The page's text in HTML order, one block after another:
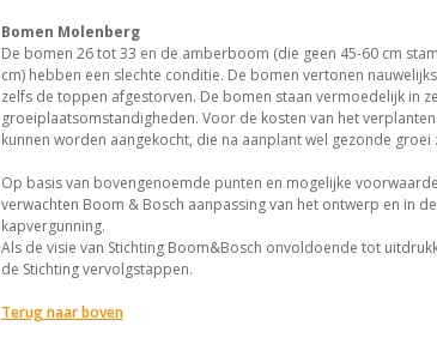
Bomen Molenberg
De bomen 26 tot 33 en de amberboom (die geen 45-60 cm
cm) hebben een slechte conditie. De bomen vertonen
zelfs de toppen afgestorven. De bomen staan vermoedelijk in
groeiplaatsomstandigheden. Voor de kosten van het
kunnen worden aangekocht, die na aanplant wel gezonde groei
Op basis van bovengenoemde punten en mogelijke
verwachten Boom & Bosch aanpassing van het ontwerp en in
kapvergunning.
Als de visie van Stichting Boom&Bosch onvoldoende tot
de Stichting vervolgstappen.
Terug naar boven